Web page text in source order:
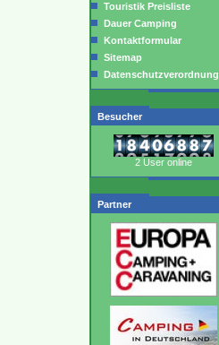
Touristik Preisliste
Dauer Camping
Kontaktformular
Sitemap
Datenschutzverordnung
Besucher
2 User online
Partner